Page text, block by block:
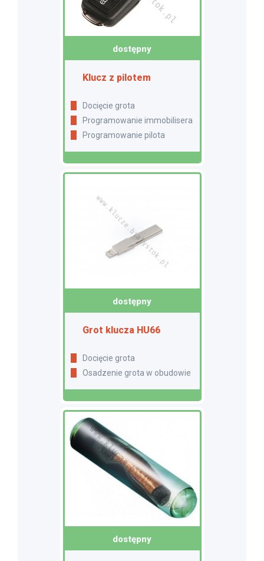
dostępny
Klucz z pilotem
Docięcie grota
Programowanie immobilisera
Programowanie pilota
dostępny
Grot klucza HU66
Docięcie grota
Osadzenie grota w obudowie
dostępny